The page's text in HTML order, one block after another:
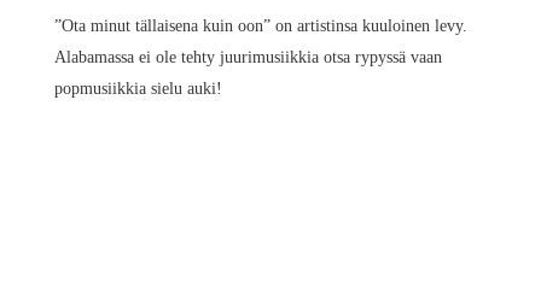
”Ota minut tällaisena kuin oon” on artistinsa kuuloinen levy.
Alabamassa ei ole tehty juurimusiikkia otsa rypyssä vaan
popmusiikkia sielu auki!